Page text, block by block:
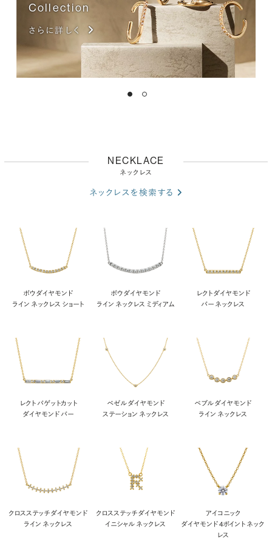
Collection
さらに詳しく
NECKLACE
ネックレス
ネックレスを検索する
ボウ ダイヤモンド
ライン ネックレス ショート
ボウ ダイヤモンド
ライン ネックレス ミディアム
レクト ダイヤモンド
バー ネックレス
レクト バゲットカット
ダイヤモンド バー
ベゼル ダイヤモンド
ステーション ネックレス
ペブル ダイヤモンド
ライン ネックレス
クロスステッチ ダイヤモンド
ライン ネックレス
クロスステッチ ダイヤモンド
イニシャル ネックレス
アイコニック
ダイヤモンド 4ポイント ネック
レス